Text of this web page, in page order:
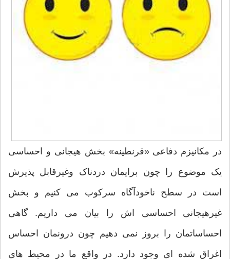
در مکانیزم دفاعی «قرنطینه» بخش هیجانی و احساسی
یک موضوع را چون برایمان دردناک وغیرقابل پذیرش
است در سطح ناخودآگاه سرکوب می کنیم و بخش
غیرهیجانی احساسی اش را بیان می داریم. گاهی
احساساتمان را بروز نمی دهیم چون درونمان احساس
اغراق شده ای وجود دارد. در واقع ما در محیط های